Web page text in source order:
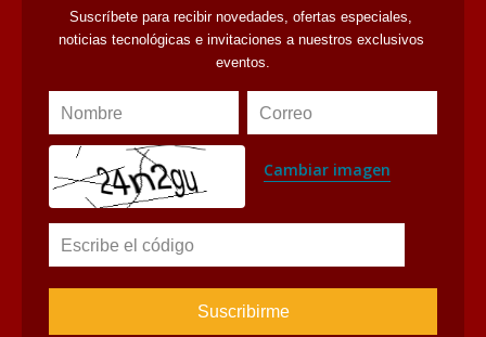
Suscríbete para recibir novedades, ofertas especiales,
noticias tecnológicas e invitaciones a nuestros exclusivos
eventos.
Nombre Correo
Cambiar imagen
Escribe el código